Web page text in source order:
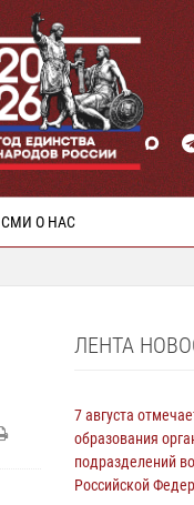
СМИ О НАС
ЛЕНТА
7 августа
образования
подразделений
Российской